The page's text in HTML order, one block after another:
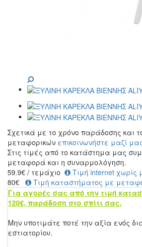
Σχετικά με το χρόνο παράδοσης και
μεταφορικών επικοινωνήστε μαζί
Στις τιμές από το κατάστημα μας
μεταφορά και η συναρμολόγηση.
59.9€ / τεμάχιο
Τιμή internet χωρίς
80€
Τιμή καταστήματος με
Για αγορές σας από την τιμή
120€, παράδοση στο σπίτι σας.
Μην υποτιμάτε ποτέ την αξία ενός
εστιατορίου.